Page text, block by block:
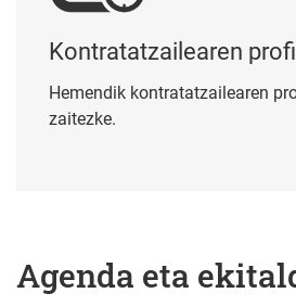
Kontratatzailearen
Hemendik kontratatzailearen
zaitezke.
Agenda eta